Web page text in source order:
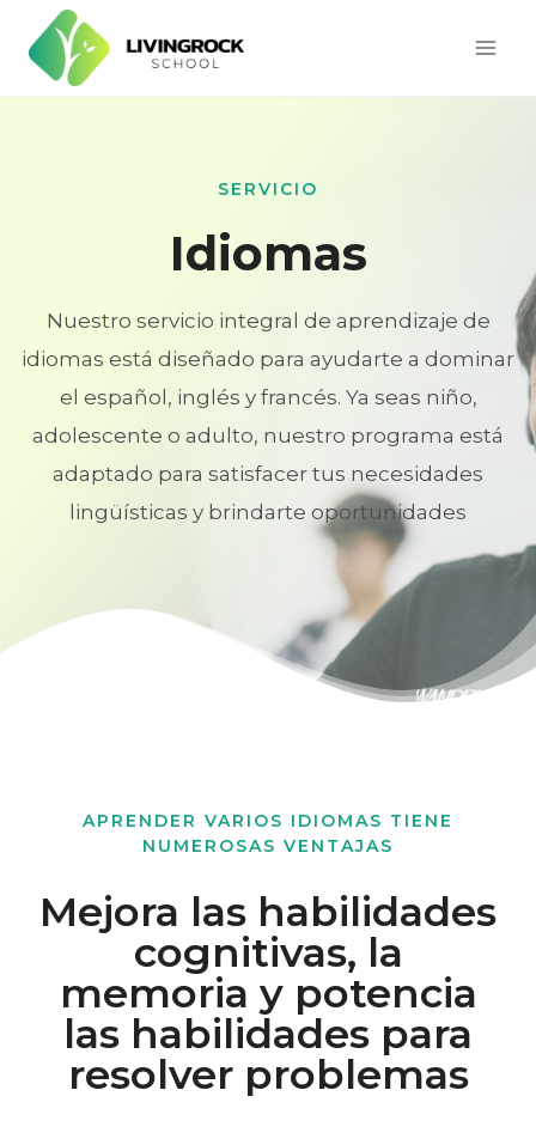
Saltar
contenido
SERVICIO
Idiomas
Nuestro servicio integral de aprendizaje de
idiomas está diseñado para ayudarte a dominar
el español, inglés y francés. Ya seas niño,
adolescente o adulto, nuestro programa está
adaptado para satisfacer tus necesidades
lingüísticas y brindarte oportunidades
APRENDER VARIOS IDIOMAS TIENE
NUMEROSAS VENTAJAS
Mejora las habilidades
cognitivas, la
memoria y potencia
las habilidades para
resolver problemas